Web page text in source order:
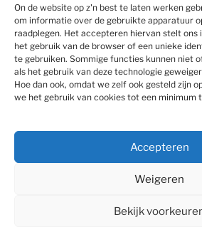
On de website op z'n best te laten werken
om informatie over de gebruikte apparatuur
raadplegen. Het accepteren hiervan stelt
het gebruik van de browser of een unieke
te gebruiken. Sommige functies kunnen niet
als het gebruik van deze technologie
Hoe dan ook, omdat we zelf ook gesteld zijn
we het gebruik van cookies tot een minimum
Accepteren
Weigeren
Bekijk
verzameld worden die voor het
service handig kan zijn.